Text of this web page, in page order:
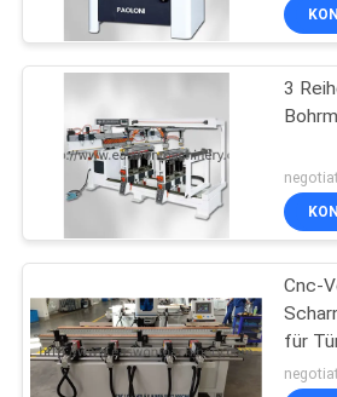
3
Cnc-
für